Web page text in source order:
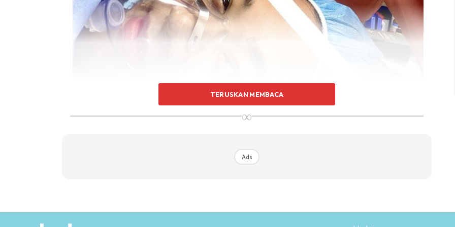
Tidak mendedahkan jantina anaknya, pelakon Polis Evo ini menitipkan ucapan terima kasih pada
TERUSKAN MEMBACA
∞
Ads